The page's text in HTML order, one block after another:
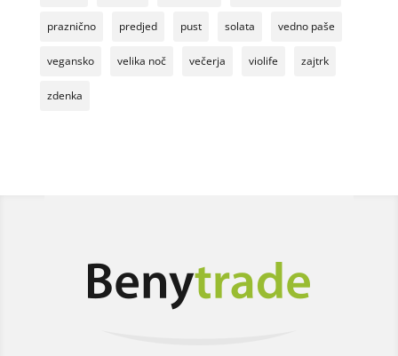
praznično predjed pust solata vedno paše
vegansko velika noč večerja violife zajtrk
zdenka